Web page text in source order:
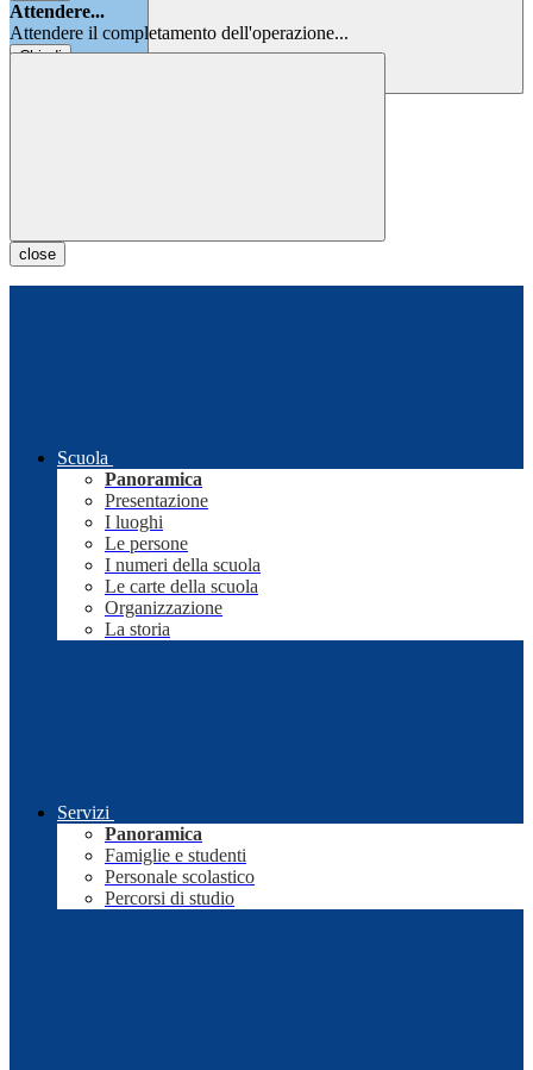
Attendere...
Attendere il completamento dell'operazione...
Chiudi
close
Scuola
Panoramica
Presentazione
I luoghi
Le persone
I numeri della scuola
Le carte della scuola
Organizzazione
La storia
Servizi
Panoramica
Famiglie e studenti
Personale scolastico
Percorsi di studio